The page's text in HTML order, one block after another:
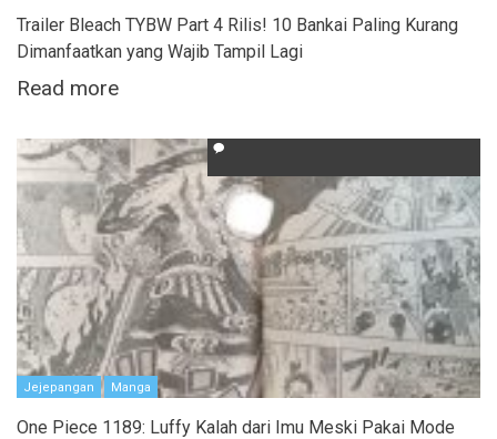
Trailer Bleach TYBW Part 4 Rilis! 10 Bankai Paling Kurang
Dimanfaatkan yang Wajib Tampil Lagi
Read more
Jejepangan Manga
One Piece 1189: Luffy Kalah dari Imu Meski Pakai Mode